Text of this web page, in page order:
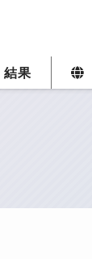
果